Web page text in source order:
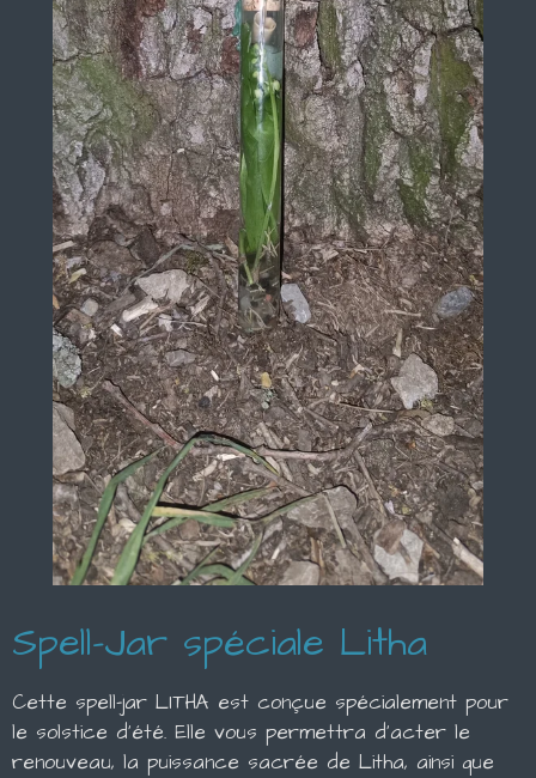
Spell-Jar spéciale Litha
Cette spell-jar LITHA est conçue spécialement pour
le solstice d'été. Elle vous permettra d'acter le
renouveau, la puissance sacrée de Litha, ainsi que